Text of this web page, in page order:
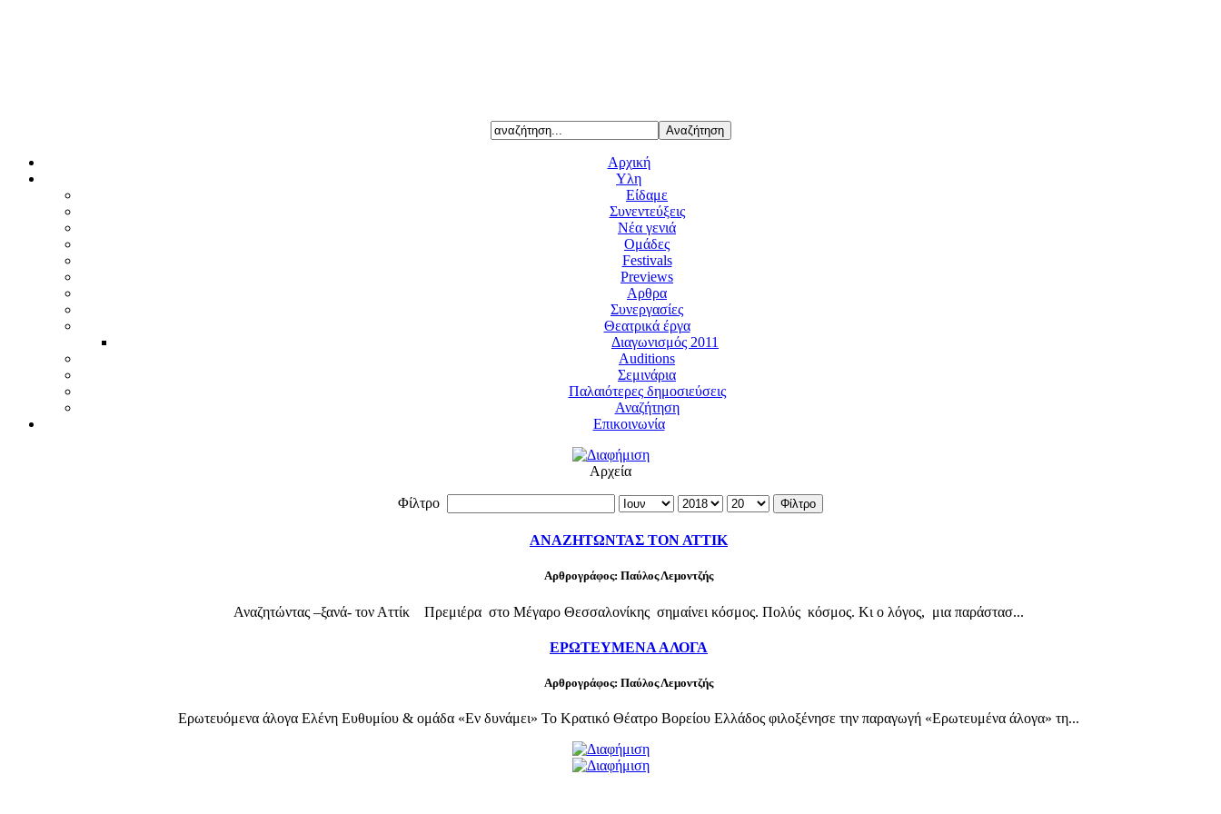
Αρχική
Υλη
Είδαμε
Συνεντεύξεις
Νέα γενιά
Ομάδες
Festivals
Previews
Αρθρα
Συνεργασίες
Θεατρικά έργα
Διαγωνισμός 2011
Auditions
Σεμινάρια
Παλαιότερες δημοσιεύσεις
Αναζήτηση
Επικοινωνία
Αρχεία
Φίλτρο Φίλτρο
ΑΝΑΖΗΤΩΝΤΑΣ ΤΟΝ ΑΤΤΙΚ
Αρθρογράφος: Παύλος Λεμοντζής
Αναζητώντας –ξανά- τον Αττίκ Πρεμιέρα στο Μέγαρο Θεσσαλονίκης σημαίνει κόσμος. Πολύς κόσμος. Κι ο λόγος, μια παράστασ...
ΕΡΩΤΕΥΜΕΝΑ ΑΛΟΓΑ
Αρθρογράφος: Παύλος Λεμοντζής
Ερωτευόμενα άλογα Ελένη Ευθυμίου & ομάδα «Εν δυνάμει» Το Κρατικό Θέατρο Βορείου Ελλάδος φιλοξένησε την παραγωγή «Ερωτευμένα άλογα» τη...